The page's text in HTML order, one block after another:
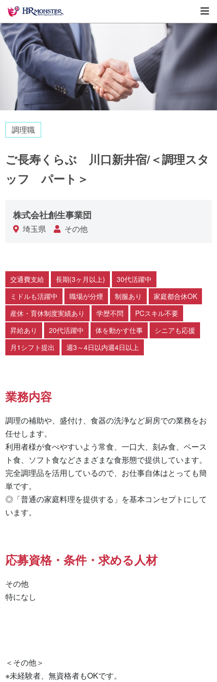
調理職
ご長寿くらぶ 川口新井宿/＜調理スタ
ッフ パート＞
株式会社創生事業団
埼玉県 その他
交通費支給 長期(3ヶ月以上)
30代活躍中
ミドルも活躍中
職場が分煙 制服あり
家庭都合休OK
産休・育休制度実績あり
学歴不問
PCスキル不要
昇給あり
20代活躍中 体を動かす仕事
シニアも応援
月1シフト提出
週3～4日以内週4日以上
業務内容
調理の補助や、盛付け、食器の洗浄など厨房での業務をお
任せします。
利用者様が食べやすいよう常食、一口大、刻み食、ペース
ト食、ソフト食などさまざまな食形態で提供しています。
完全調理品を活用しているので、お仕事自体はとっても簡
単です。
◎「普通の家庭料理を提供する」を基本コンセプトにして
います。
応募資格・条件・求める人材
その他
特になし
＜その他＞
※未経験者、無資格者もOKです。